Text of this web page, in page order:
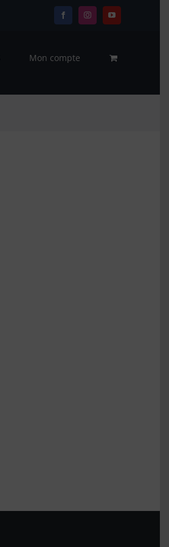
FacebookInstagramYouTube
Mon compte